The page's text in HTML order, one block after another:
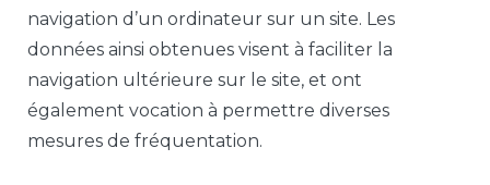
navigation d’un ordinateur sur un site. Les
données ainsi obtenues visent à faciliter la
navigation ultérieure sur le site, et ont
également vocation à permettre diverses
mesures de fréquentation.